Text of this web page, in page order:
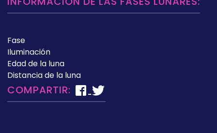
Fase
Iluminación
Edad de la luna
Distancia de la luna
COMPARTIR: